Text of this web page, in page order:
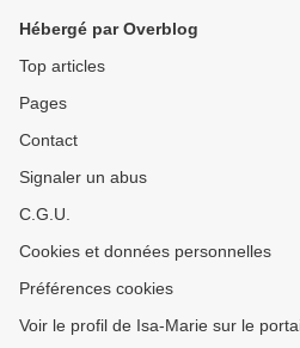
Hébergé par Overblog
Top articles
Pages
Contact
Signaler un abus
C.G.U.
Cookies et données personnelles
Préférences cookies
Voir le profil de Isa-Marie sur le